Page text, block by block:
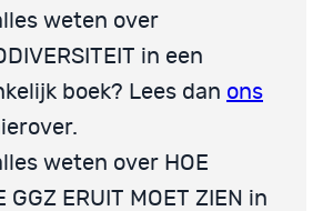
weten over
in een
boek? Lees dan ons
weten over HOE
GGZ ERUIT MOET ZIEN in